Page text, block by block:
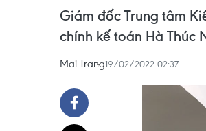
Giám đốc Trung tâm
chính kế toán Hà Thúc
Mai Trang19/02/2022 02:37